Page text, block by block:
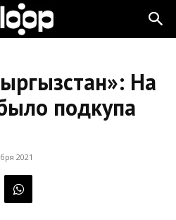
На
подкупа
2021